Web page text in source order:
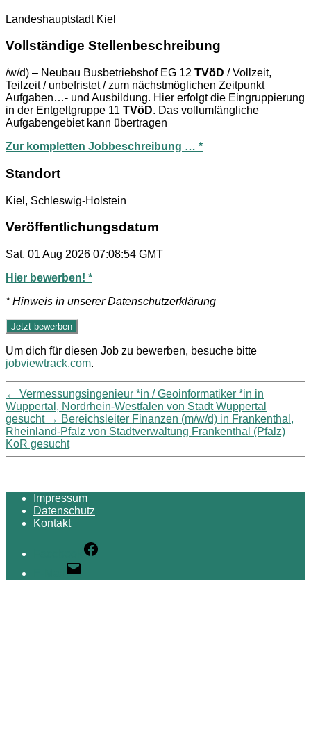
Landeshauptstadt Kiel
Vollständige Stellenbeschreibung
/w/d) – Neubau Busbetriebshof EG 12 TVöD / Vollzeit,
Teilzeit / unbefristet / zum nächstmöglichen Zeitpunkt
Aufgaben…- und Ausbildung. Hier erfolgt die Eingruppierung
in der Entgeltgruppe 11 TVöD. Das vollumfängliche
Aufgabengebiet kann übertragen
Zur kompletten Jobbeschreibung … *
Standort
Kiel, Schleswig-Holstein
Veröffentlichungsdatum
Sat, 01 Aug 2026 07:08:54 GMT
Hier bewerben! *
* Hinweis in unserer Datenschutzerklärung
Um dich für diesen Job zu bewerben, besuche bitte
jobviewtrack.com.
← Vermessungsingenieur *in / Geoinformatiker *in in
Wuppertal, Nordrhein-Westfalen von Stadt Wuppertal
gesucht → Bereichsleiter Finanzen (m/w/d) in Frankenthal,
Rheinland-Pfalz von Stadtverwaltung Frankenthal (Pfalz)
KoR gesucht
Impressum
Datenschutz
Kontakt